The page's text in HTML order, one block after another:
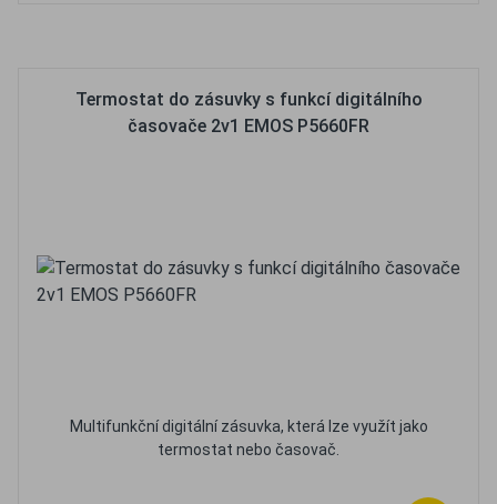
Termostat do zásuvky s funkcí digitálního
časovače 2v1 EMOS P5660FR
Multifunkční digitální zásuvka, která lze využít jako
termostat nebo časovač.